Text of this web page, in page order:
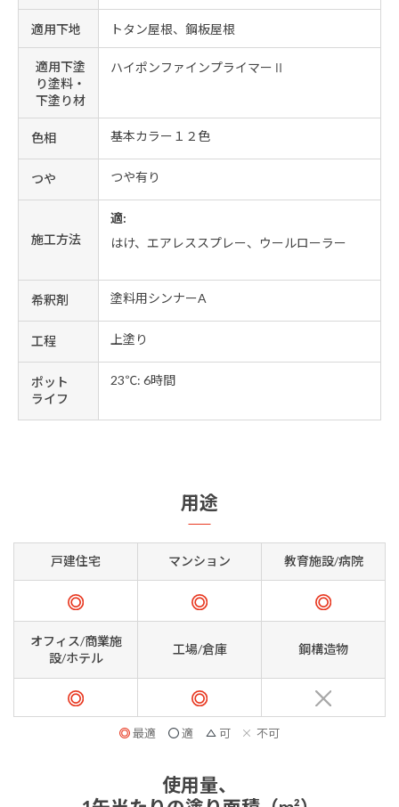
適用下地 トタン屋根、鋼板屋根
適用下塗
り塗料・
下塗り材
ハイポンファインプライマーⅡ
色相 基本カラー１２色
つや つや有り
施工方法
適:
はけ、エアレススプレー、ウールローラー
希釈剤 塗料用シンナーA
工程 上塗り
ポット
ライフ
23℃: 6時間
用途
戸建住宅 マンション 教育施設/病院
オフィス/商業施
設/ホテル
工場/倉庫 鋼構造物
最適 適 可 不可
使用量、